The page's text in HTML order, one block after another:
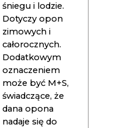
śniegu i lodzie.
Dotyczy opon
zimowych i
całorocznych.
Dodatkowym
oznaczeniem
może być M+S,
świadczące, że
dana opona
nadaje się do